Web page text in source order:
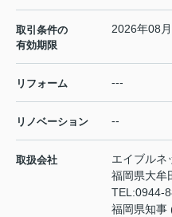
取引条件の
有効期限
2026年08
リフォーム ---
リノベーション --
取扱会社
エイブル
福岡県大牟
TEL:0944-
福岡県知事